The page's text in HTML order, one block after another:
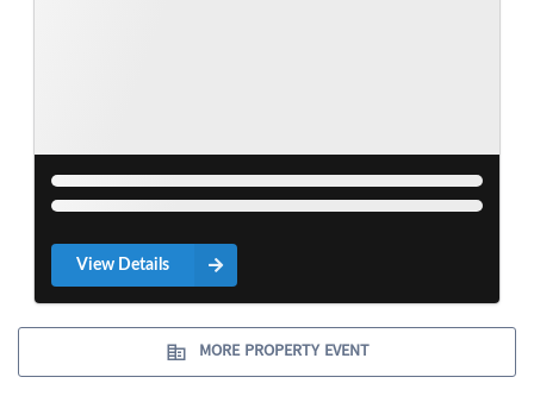
View Details
MORE PROPERTY EVENT